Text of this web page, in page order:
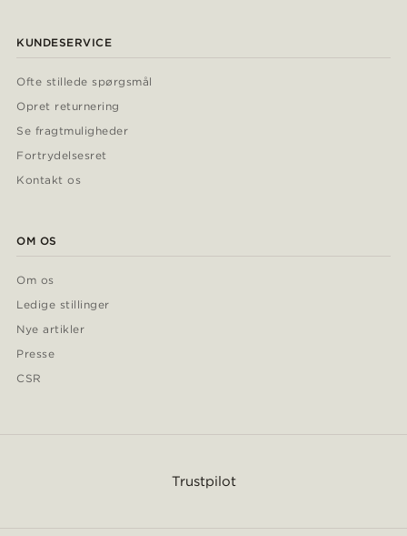
KUNDESERVICE
Ofte stillede spørgsmål
Opret returnering
Se fragtmuligheder
Fortrydelsesret
Kontakt os
OM OS
Om os
Ledige stillinger
Nye artikler
Presse
CSR
Trustpilot